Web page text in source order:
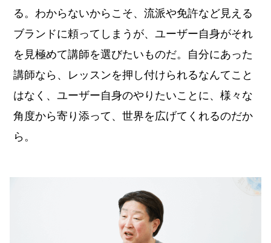
る。わからないからこそ、流派や免許など見える
ブランドに頼ってしまうが、ユーザー自身がそれ
を見極めて講師を選びたいものだ。自分にあった
講師なら、レッスンを押し付けられるなんてこと
はなく、ユーザー自身のやりたいことに、様々な
角度から寄り添って、世界を広げてくれるのだか
ら。